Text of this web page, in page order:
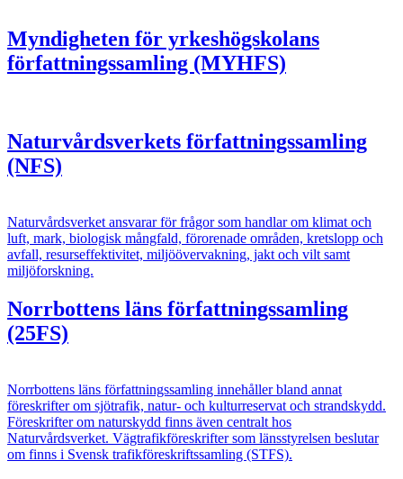
Myndigheten för yrkeshögskolans
författningssamling (MYHFS)
Naturvårdsverkets författningssamling
(NFS)
Naturvårdsverket ansvarar för frågor som handlar om klimat och
luft, mark, biologisk mångfald, förorenade områden, kretslopp och
avfall, resurseffektivitet, miljöövervakning, jakt och vilt samt
miljöforskning.
Norrbottens läns författningssamling
(25FS)
Norrbottens läns författningssamling innehåller bland annat
föreskrifter om sjötrafik, natur- och kulturreservat och strandskydd.
Föreskrifter om naturskydd finns även centralt hos
Naturvårdsverket. Vägtrafikföreskrifter som länsstyrelsen beslutar
om finns i Svensk trafikföreskriftssamling (STFS).